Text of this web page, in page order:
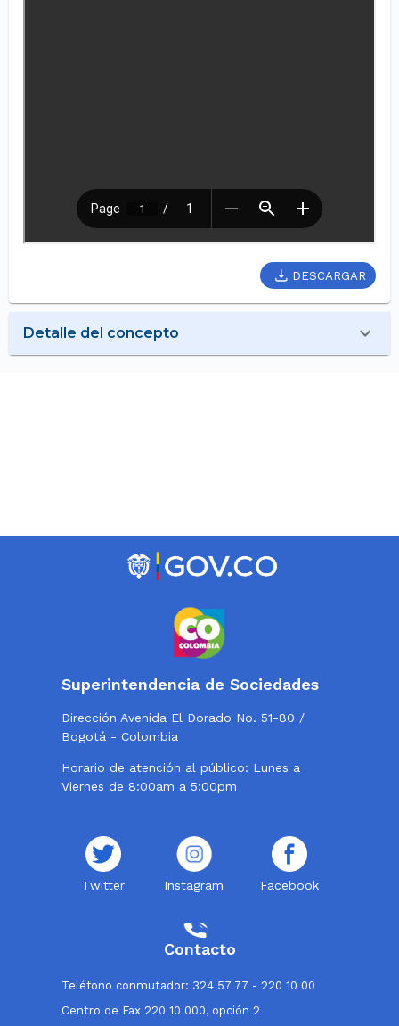
DESCARGAR
Detalle del concepto
Superintendencia de Sociedades
Dirección Avenida El Dorado No. 51-80 /
Bogotá - Colombia
Horario de atención al público: Lunes a
Viernes de 8:00am a 5:00pm
Twitter Instagram Facebook
Contacto
Teléfono conmutador: 324 57 77 - 220 10 00
Centro de Fax 220 10 000, opción 2